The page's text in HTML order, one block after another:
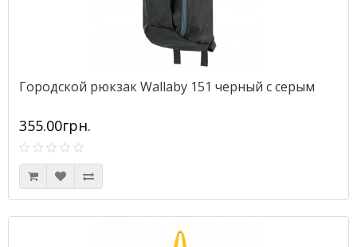
Городской рюкзак Wallaby 151 черный с серым
355.00грн.